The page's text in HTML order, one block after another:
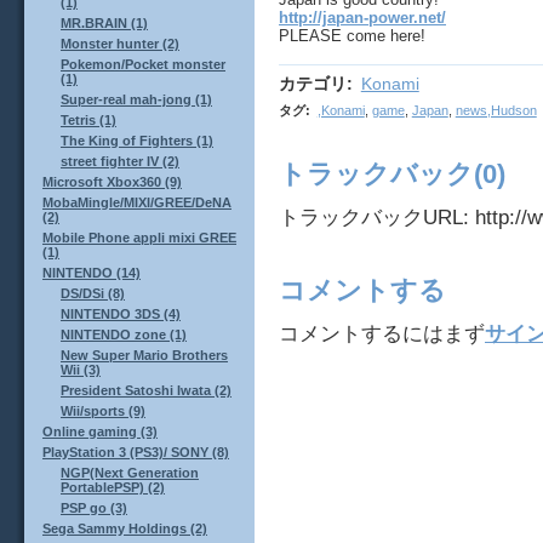
http://japan-power.net/
PLEASE come here!
カテゴリ : Konami
タグ: ,Konami, game, Japan, news,Hudson
トラックバック(0)
トラックバックURL: http://
コメントする
コメントするにはまずサイ
MR.BRAIN (1)
Monster hunter (2)
Pokemon/Pocket monster
(1)
Super-real mah-jong (1)
Tetris (1)
The King of Fighters (1)
street fighter IV (2)
Microsoft Xbox360 (9)
MobaMingle/MIXI/GREE/DeNA
(2)
Mobile Phone appli mixi GREE
(1)
NINTENDO (14)
DS/DSi (8)
NINTENDO 3DS (4)
NINTENDO zone (1)
New Super Mario Brothers
Wii (3)
President Satoshi Iwata (2)
Wii/sports (9)
Online gaming (3)
PlayStation 3 (PS3)/ SONY (8)
NGP(Next Generation
PortablePSP) (2)
PSP go (3)
Sega Sammy Holdings (2)